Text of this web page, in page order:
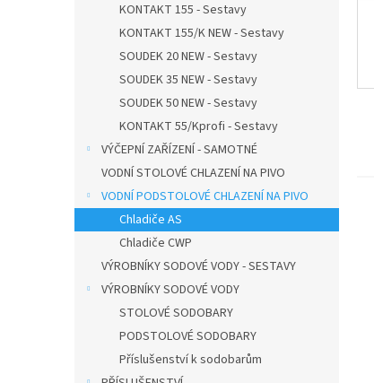
KONTAKT 155 - Sestavy
KONTAKT 155/K NEW - Sestavy
SOUDEK 20 NEW - Sestavy
SOUDEK 35 NEW - Sestavy
SOUDEK 50 NEW - Sestavy
KONTAKT 55/Kprofi - Sestavy
VÝČEPNÍ ZAŘÍZENÍ - SAMOTNÉ
VODNÍ STOLOVÉ CHLAZENÍ NA PIVO
VODNÍ PODSTOLOVÉ CHLAZENÍ NA PIVO
Chladiče AS
Chladiče CWP
VÝROBNÍKY SODOVÉ VODY - SESTAVY
VÝROBNÍKY SODOVÉ VODY
STOLOVÉ SODOBARY
PODSTOLOVÉ SODOBARY
Příslušenství k sodobarům